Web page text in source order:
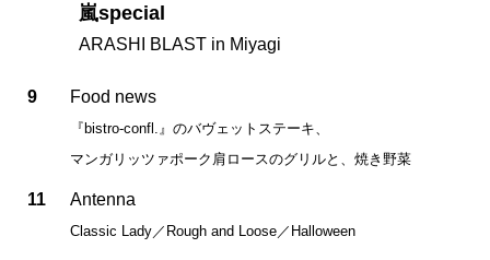
嵐special
ARASHI BLAST in Miyagi
9 Food news
『bistro-confl.』のバヴェットステーキ、
マンガリッツァポーク肩ロースのグリルと、焼き野菜
11 Antenna
Classic Lady／Rough and Loose／Halloween